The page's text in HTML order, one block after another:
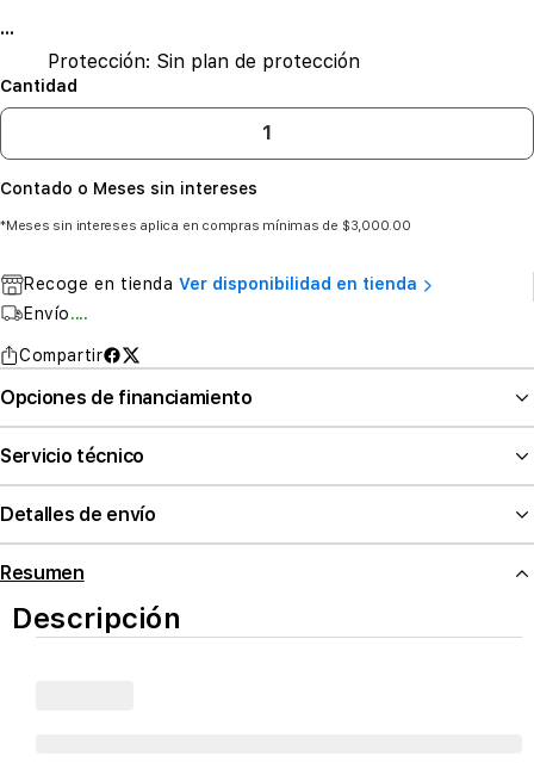
...
Protección: Sin plan de protección
Cantidad
Contado o Meses sin intereses
*Meses sin intereses aplica en compras mínimas de $3,000.00
Recoge en tienda Ver disponibilidad en tienda
Envío....
Compartir
Opciones de financiamiento
Servicio técnico
Detalles de envío
Resumen
Descripción